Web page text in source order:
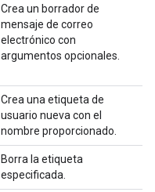
Crea un borrador de
mensaje de correo
electrónico con
argumentos opcionales.
Crea una etiqueta de
usuario nueva con el
nombre proporcionado.
Borra la etiqueta
especificada.